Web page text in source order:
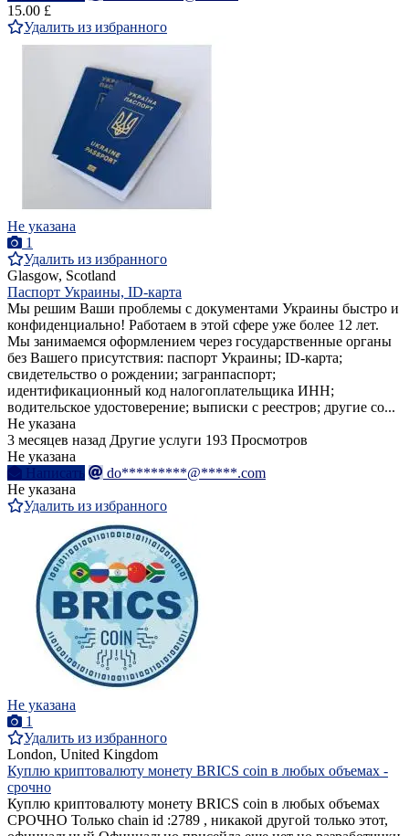
15.00 £
Удалить из избранного
Не указана
1
Удалить из избранного
Glasgow, Scotland
Паспорт Украины, ID-карта
Мы решим Ваши проблемы с документами Украины быстро и
конфиденциально! Работаем в этой сфере уже более 12 лет.
Мы занимаемся оформлением через государственные органы
без Вашего присутствия: паспорт Украины; ID-карта;
свидетельство о рождении; загранпаспорт;
идентификационный код налогоплательщика ИНН;
водительское удостоверение; выписки с реестров; другие со...
Не указана
3 месяцев назад Другие услуги 193 Просмотров
Не указана
Написать
do*********@*****.com
Не указана
Удалить из избранного
Не указана
1
Удалить из избранного
London, United Kingdom
Куплю криптовалюту монету BRICS coin в любых объемах -
срочно
Куплю криптовалюту монету BRICS coin в любых объемах
СРОЧНО Только chain id :2789 , никакой другой только этот,